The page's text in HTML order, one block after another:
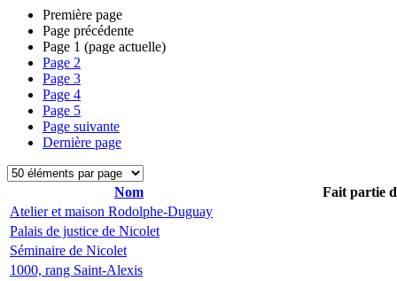
Première page
Page précédente
Page 1 (page actuelle)
Page 2
Page 3
Page 4
Page 5
Page suivante
Dernière page
Nom
Fait partie
Atelier et maison Rodolphe-Duguay
Palais de justice de Nicolet
Séminaire de Nicolet
1000, rang Saint-Alexis